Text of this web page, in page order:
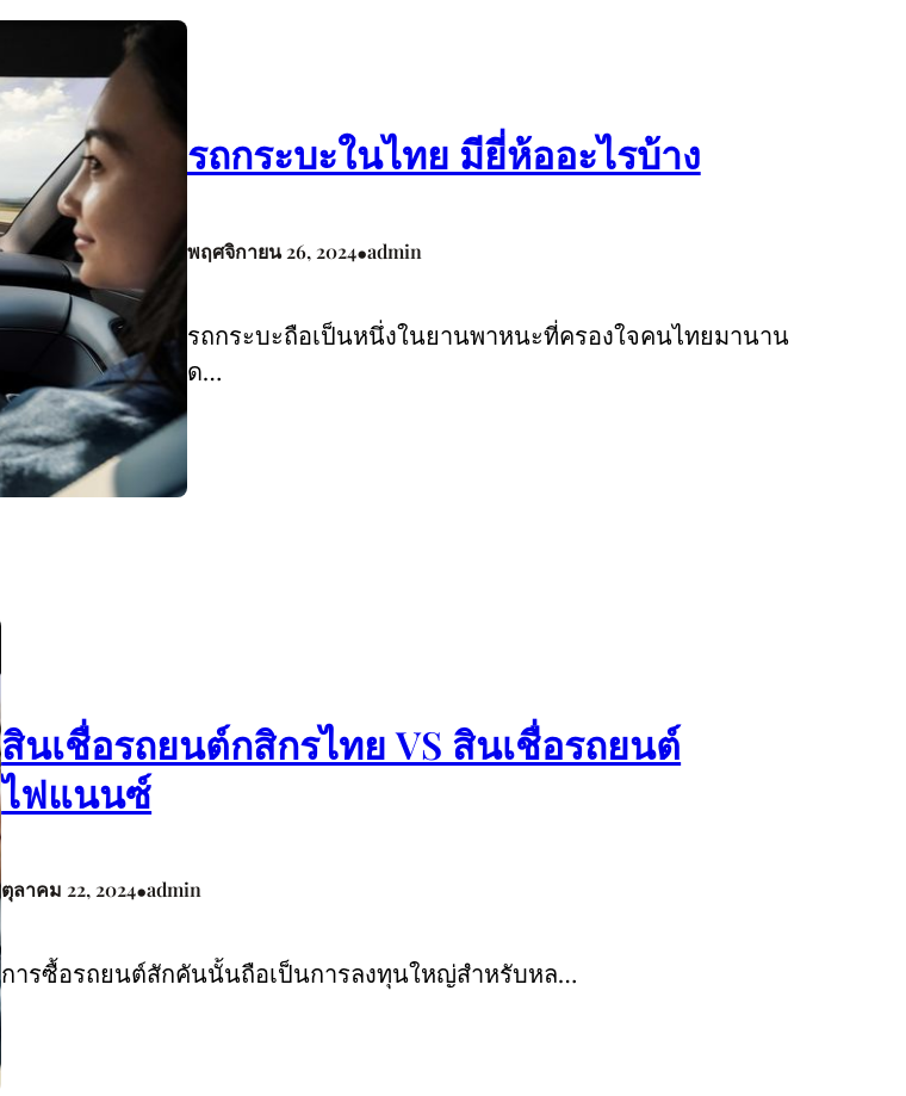
รถกระบะในไทย มียี่ห้ออะไรบ้าง
พฤศจิกายน 26, 2024•admin
รถกระบะถือเป็นหนึ่งในยานพาหนะที่ครองใจคนไทยมานาน
ด…
สินเชื่อรถยนต์กสิกรไทย VS สินเชื่อรถยนต์
ไฟแนนซ์
ตุลาคม 22, 2024•admin
การซื้อรถยนต์สักคันนั้นถือเป็นการลงทุนใหญ่สำหรับหล…